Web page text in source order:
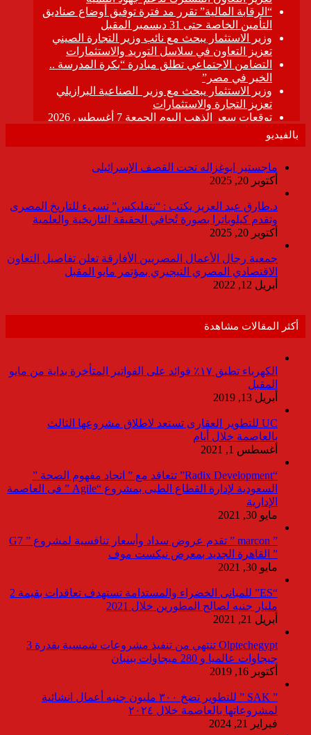
بالفيديو
ماجستير ابوغزاله تحت القصف الإسرائيلى
أكتوبر 20, 2025
د.طارق عبد العزيز يكتب : “نتفليكس” تسىء للتاريخ المصرى
وتقدم كيلوباترا بصورة تُجافي الحقيقة التاريخية والعلمية
أكتوبر 20, 2025
جمعية رجال الأعمال المصريين الأفارقة تعلن تفاصيل التعاون
الاقتصادي المصري النيجيري بمؤتمر مايو المقبل
أبريل 12, 2022
أكثر المقالات مشاهدة
الكهرباء تطبق ١٧٪ فوائد على الفواتير المتأخرة بداية من مايو
المقبل
أبريل 13, 2019
UC للتطوير العقارى تستعد لاطلاق مشروعها الثالث
بالعاصمة خلال أيام
أغسطس 1, 2021
“Radix Development” تتعاقد مع ” اتحاد مفهوم الصحة ”
السعودية لإدارة القطاع الطبى بمشروع “Agile ” فى العاصمة
الإدارية
مايو 30, 2021
” marcon ” تقدم عروض سداد وأسعار تنافسية لمشروع ” G7
” القاهرة الجديد بمعرض نيكست موف
مايو 30, 2021
“ES” للمبانى الخضراء والمستدامة تستهدف تعاقدات بقيمة 2
مليار جنيه لصالح المطورين خلال 2021
أبريل 21, 2021
Olptechegypt تنتهي من تنفيذ مشروعات شمسية بقدرة 3
جيجاوات عالميا و 280 ميجاوات ببنبان
أكتوبر 16, 2019
” SAK ” للتطوير تضخ ٣٠٠ مليون جنيه أعمال انشائية
لمشروعاتها بالعاصمة خلال ٢٠٢٤
فبراير 21, 2024